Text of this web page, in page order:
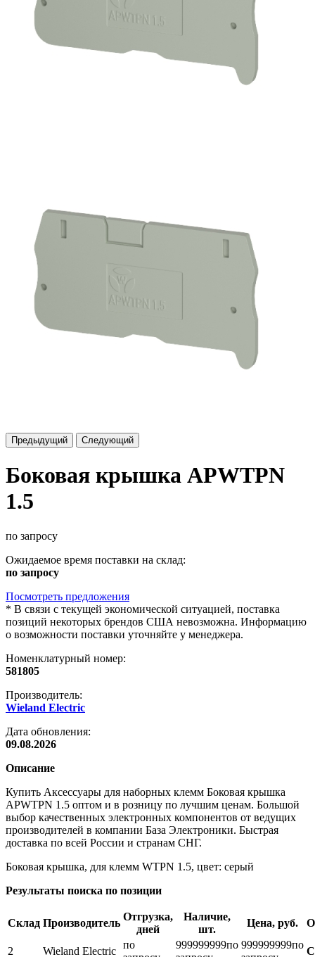
Предыдущий Следующий
Боковая крышка APWTPN
1.5
по запросу
Ожидаемое время поставки на склад:
по запросу
Посмотреть предложения
* В связи с текущей экономической ситуацией, поставка
позиций некоторых брендов США невозможна. Информацию
о возможности поставки уточняйте у менеджера.
Номенклатурный номер:
581805
Производитель:
Wieland Electric
Дата обновления:
09.08.2026
Описание
Купить Аксессуары для наборных клемм Боковая крышка
APWTPN 1.5 оптом и в розницу по лучшим ценам. Большой
выбор качественных электронных компонентов от ведущих
производителей в компании База Электроники. Быстрая
доставка по всей России и странам СНГ.
Боковая крышка, для клемм WTPN 1.5, цвет: серый
Результаты поиска по позиции
Склад Производитель
Отгрузка,
дней
Наличие,
шт.
Цена, руб.
2 Wieland Electric
по
999999999по 999999999по